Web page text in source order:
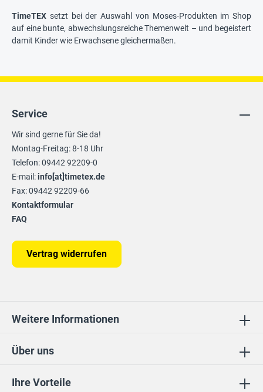
TimeTEX setzt bei der Auswahl von Moses-Produkten im Shop
auf eine bunte, abwechslungsreiche Themenwelt – und begeistert
damit Kinder wie Erwachsene gleichermaßen.
Ihre Vorteile
Über uns
Service
Wir sind gerne für Sie da!
Montag-Freitag: 8-18 Uhr
Telefon: 09442 92209-0
E-mail:info[at]timetex.de
Fax: 09442 92209-66
Kontaktformular
FAQ
Vertrag widerrufen
Weitere Informationen